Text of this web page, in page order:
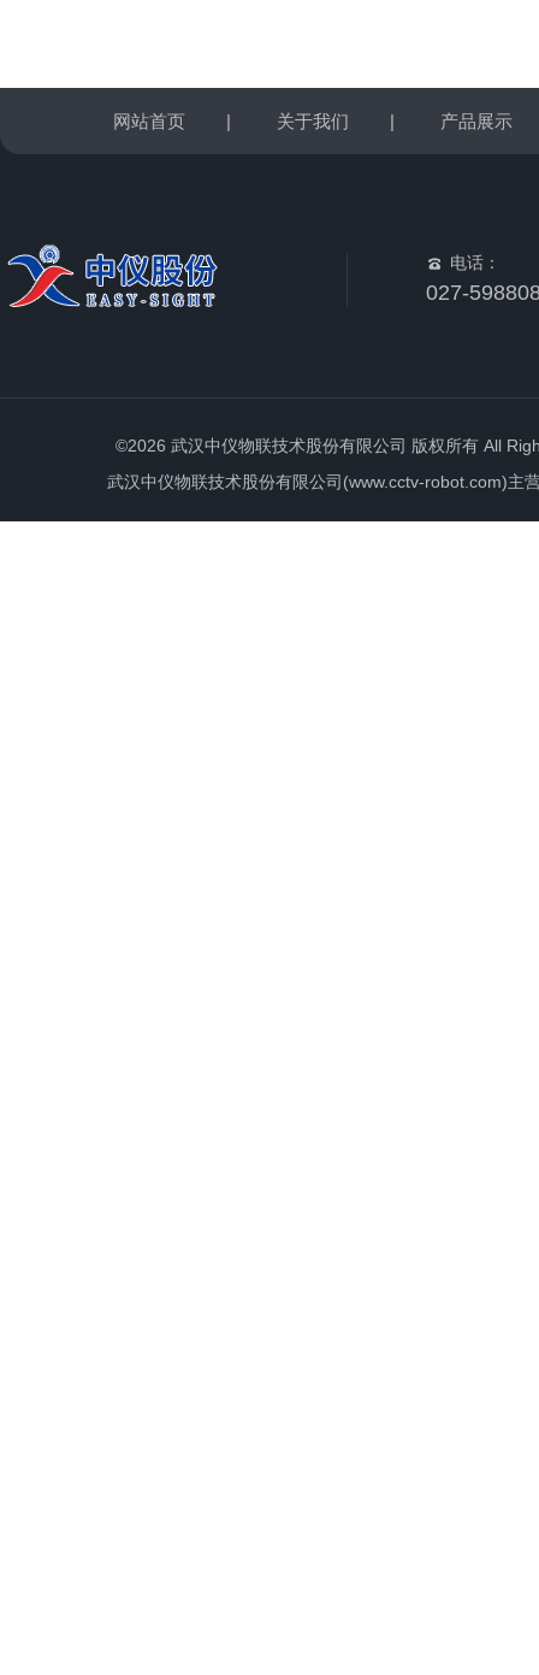
网站首页 | 关于我们 | 产品展示
电话：
027-
©2026 武汉中仪物联技术股份有限公司 版权所有 All
武汉中仪物联技术股份有限公司(www.cctv-robot.com)主